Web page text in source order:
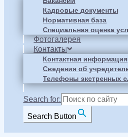
Кадровые документы
Нормативная база
Специальная оценка
Фотогалерея
Контакты
Контактная информация
Сведения об
Телефоны экстренных
Search for:
Search Button